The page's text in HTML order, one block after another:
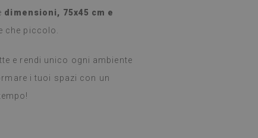
dimensioni, 75x45 cm e
che piccolo.
e rendi unico ogni ambiente
i tuoi spazi con un